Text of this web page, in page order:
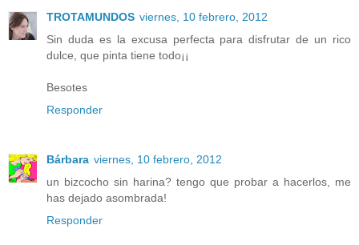
TROTAMUNDOS viernes, 10 febrero, 2012
Sin duda es la excusa perfecta para disfrutar de un rico
dulce, que pinta tiene todo¡¡
Besotes
Responder
Bárbara viernes, 10 febrero, 2012
un bizcocho sin harina? tengo que probar a hacerlos, me
has dejado asombrada!
Responder